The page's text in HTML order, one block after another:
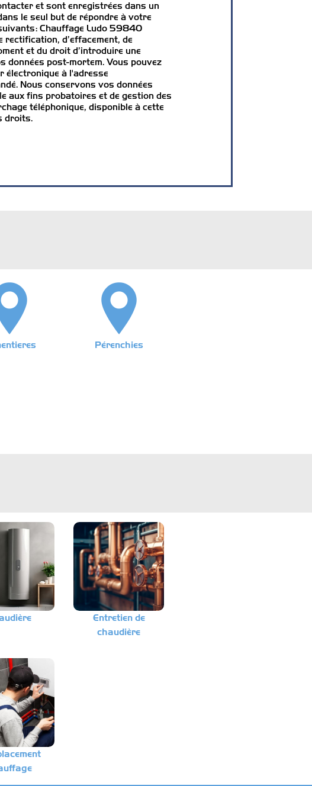
et sont enregistrées dans un
le seul but de répondre à votre
Chauffage Ludo 59840
rectification, d’effacement, de
et du droit d’introduire une
données post-mortem. Vous pouvez
électronique à l'adresse
Nous conservons vos données
aux fins probatoires et de gestion des
téléphonique, disponible à cette
droits.
Pérenchies
Entretien de
chaudière